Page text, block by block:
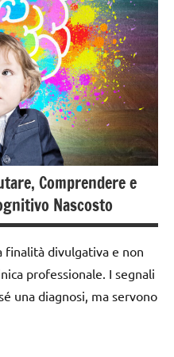
Comprendere e
Nascosto
finalità divulgativa e non
professionale. I segnali
una diagnosi, ma servono